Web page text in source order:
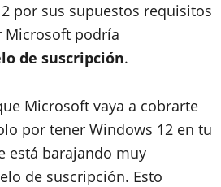
por sus supuestos requisitos
Microsoft podría
de suscripción.
Microsoft vaya a cobrarte
por tener Windows 12 en tu
está barajando muy
de suscripción. Esto